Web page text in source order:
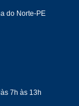
do Norte-PE
7h às 13h